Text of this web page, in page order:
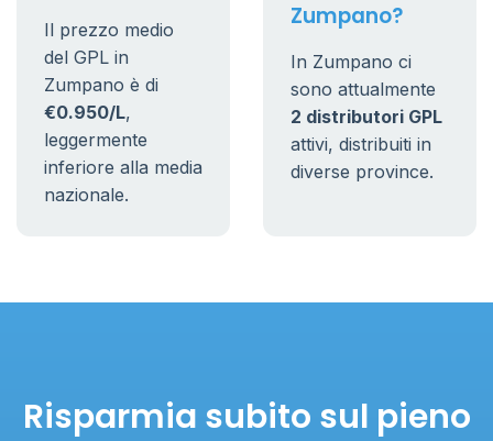
Il prezzo medio
del GPL in
Zumpano è di
€0.950/L,
leggermente
inferiore alla media
nazionale.
Zumpano?
In Zumpano ci
sono attualmente
2 distributori GPL
attivi, distribuiti in
diverse province.
Risparmia subito sul pieno